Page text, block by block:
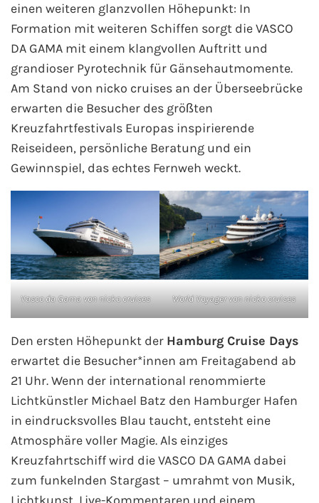
einen weiteren glanzvollen Höhepunkt: In
Formation mit weiteren Schiffen sorgt die VASCO
DA GAMA mit einem klangvollen Auftritt und
grandioser Pyrotechnik für Gänsehautmomente.
Am Stand von nicko cruises an der Überseebrücke
erwarten die Besucher des größten
Kreuzfahrtfestivals Europas inspirierende
Reiseideen, persönliche Beratung und ein
Gewinnspiel, das echtes Fernweh weckt.
Vasco da Gama von nicko cruises World Voyager von nicko cruises
Den ersten Höhepunkt der Hamburg Cruise Days
erwartet die Besucher*innen am Freitagabend ab
21 Uhr. Wenn der international renommierte
Lichtkünstler Michael Batz den Hamburger Hafen
in eindrucksvolles Blau taucht, entsteht eine
Atmosphäre voller Magie. Als einziges
Kreuzfahrtschiff wird die VASCO DA GAMA dabei
zum funkelnden Stargast – umrahmt von Musik,